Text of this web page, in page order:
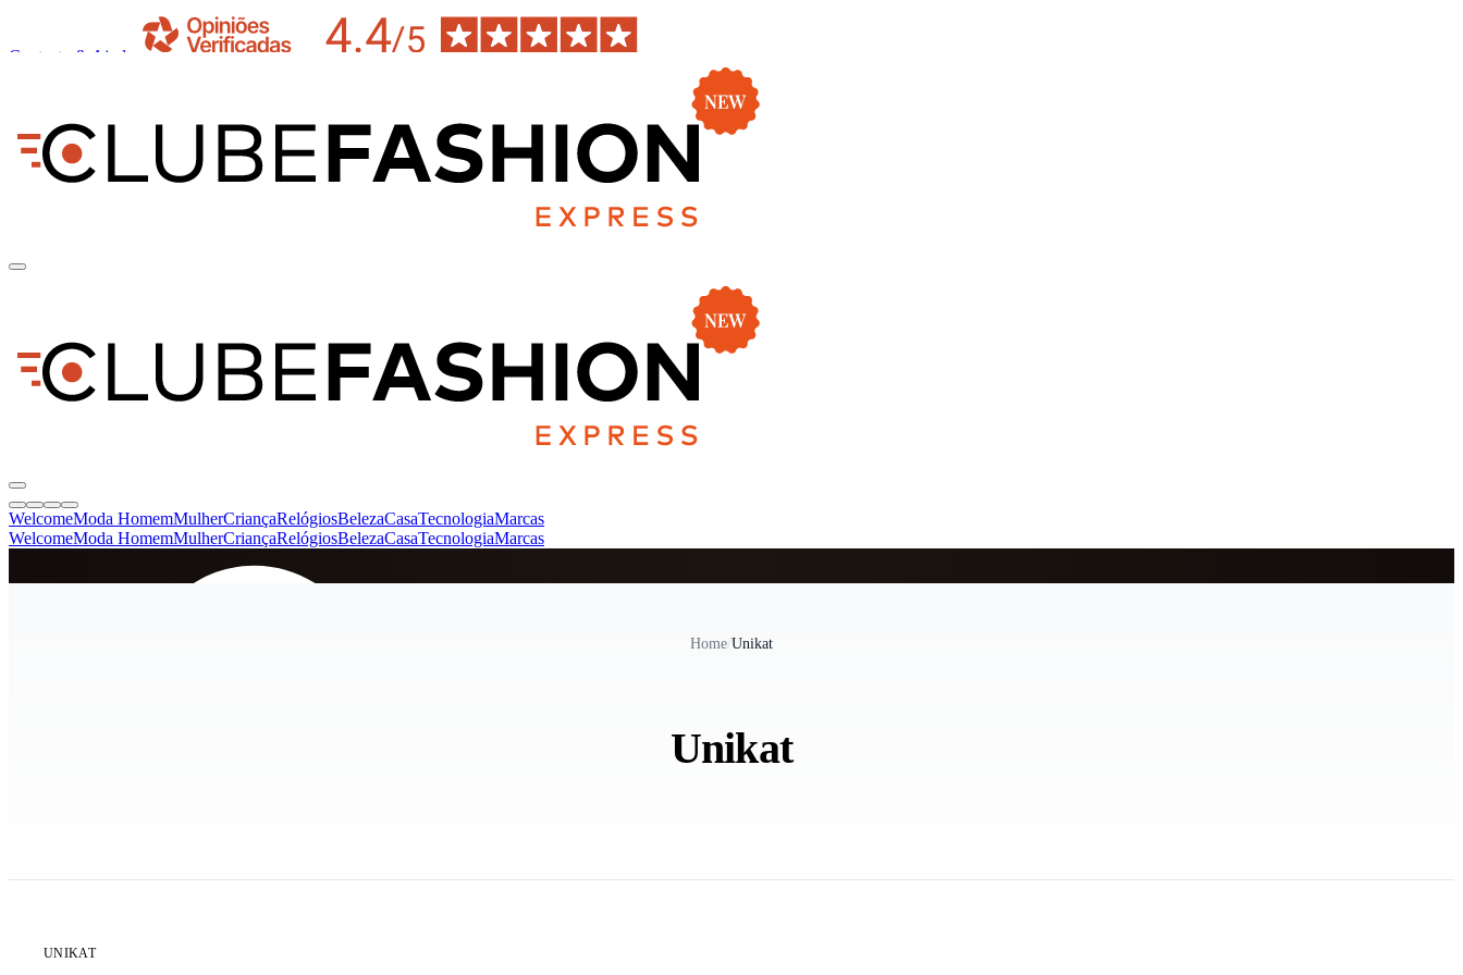
Contacto & Ajuda
WelcomeModa HomemMulherCriançaRelógiosBelezaCasaTecnologiaMarcas
WelcomeModa HomemMulherCriançaRelógiosBelezaCasaTecnologiaMarcas
Home/Unikat
Unikat
UNIKAT